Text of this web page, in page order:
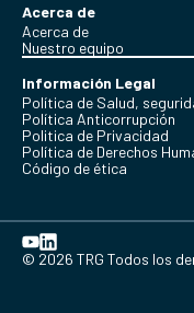
Acerca de
Acerca de
Nuestro equipo
Información Legal
Política de Salud,
Política Anticorrupción
Politica de Privacidad
Política de Derechos
Código de ética
© 2026 TRG Todos los